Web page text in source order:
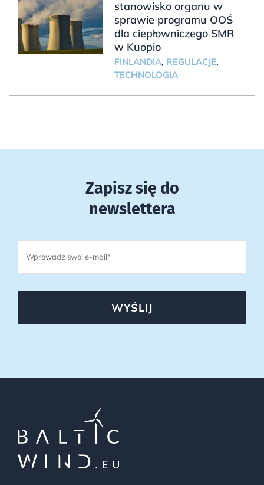
stanowisko organu w
sprawie programu OOŚ
dla ciepłowniczego SMR
w Kuopio
FINLANDIA, REGULACJE,
TECHNOLOGIA
Zapisz się do
newslettera
WYŚLIJ